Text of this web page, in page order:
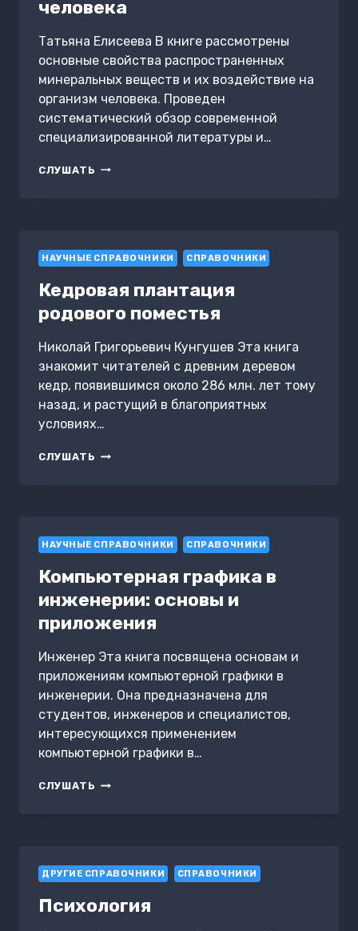
человека
Татьяна Елисеева В книге рассмотрены
основные свойства распространенных
минеральных веществ и их воздействие на
организм человека. Проведен
систематический обзор современной
специализированной литературы и…
СЛУШАТЬ МИНЕРАЛЬНЫЕ
ОРГАНИЗМ
НАУЧНЫЕ СПРАВОЧНИКИ СПРАВОЧНИКИ
Кедровая плантация
родового поместья
Николай Григорьевич Кунгушев Эта книга
знакомит читателей с древним деревом
кедр, появившимся около 286 млн. лет тому
назад, и растущий в благоприятных
условиях…
СЛУШАТЬ КЕДРОВАЯ
НАУЧНЫЕ СПРАВОЧНИКИ СПРАВОЧНИКИ
Компьютерная графика в
инженерии: основы и
приложения
Инженер Эта книга посвящена основам и
приложениям компьютерной графики в
инженерии. Она предназначена для
студентов, инженеров и специалистов,
интересующихся применением
компьютерной графики в…
СЛУШАТЬ КОМПЬЮТЕРНАЯ
ПРИЛОЖЕНИЯ
ДРУГИЕ СПРАВОЧНИКИ СПРАВОЧНИКИ
Психология